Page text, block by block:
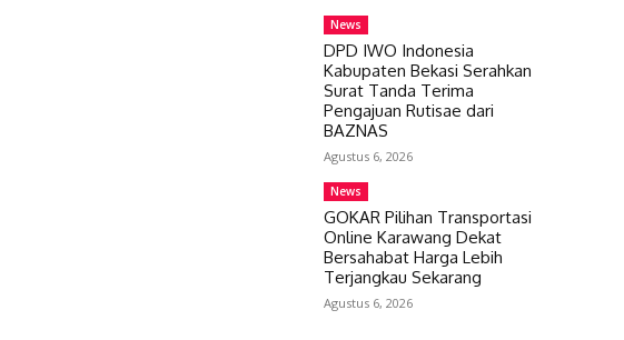
News
DPD IWO Indonesia
Kabupaten Bekasi Serahkan
Surat Tanda Terima
Pengajuan Rutisae dari
BAZNAS
Agustus 6, 2026
News
GOKAR Pilihan Transportasi
Online Karawang Dekat
Bersahabat Harga Lebih
Terjangkau Sekarang
Agustus 6, 2026